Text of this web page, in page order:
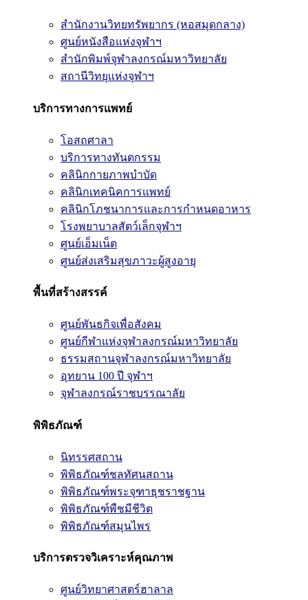
สำนักงานวิทยทรัพยากร (หอสมุดกลาง)
ศูนย์หนังสือแห่งจุฬาฯ
สำนักพิมพ์จุฬาลงกรณ์มหาวิทยาลัย
สถานีวิทยุแห่งจุฬาฯ
บริการทางการแพทย์
โอสถศาลา
บริการทางทันตกรรม
คลินิกกายภาพบำบัด
คลินิกเทคนิคการแพทย์
คลินิกโภชนาการและการกำหนดอาหาร
โรงพยาบาลสัตว์เล็กจุฬาฯ
ศูนย์เอ็มเน็ต
ศูนย์ส่งเสริมสุขภาวะผู้สูงอายุ
พื้นที่สร้างสรรค์
ศูนย์พันธกิจเพื่อสังคม
ศูนย์กีฬาแห่งจุฬาลงกรณ์มหาวิทยาลัย
ธรรมสถานจุฬาลงกรณ์มหาวิทยาลัย
อุทยาน 100 ปี จุฬาฯ
จุฬาลงกรณ์ราชบรรณาลัย
พิพิธภัณฑ์
นิทรรศสถาน
พิพิธภัณฑ์ชลทัศนสถาน
พิพิธภัณฑ์พระจุฑาธุชราชฐาน
พิพิธภัณฑ์พืชมีชีวิต
พิพิธภัณฑ์สมุนไพร
บริการตรวจวิเคราะห์คุณภาพ
ศูนย์วิทยาศาสตร์ฮาลาล